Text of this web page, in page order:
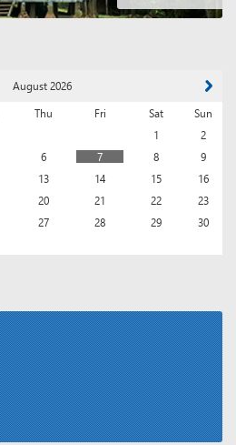
August 2026
Thu Fri Sat
Sun
1
2
6 7 8
9
13 14 15
16
20 21 22
23
27 28 29
30